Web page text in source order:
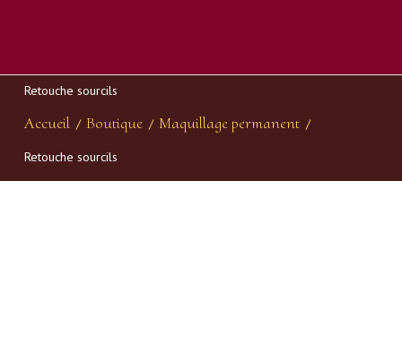
Retouche sourcils
Accueil / Boutique / Maquillage permanent /
Retouche sourcils